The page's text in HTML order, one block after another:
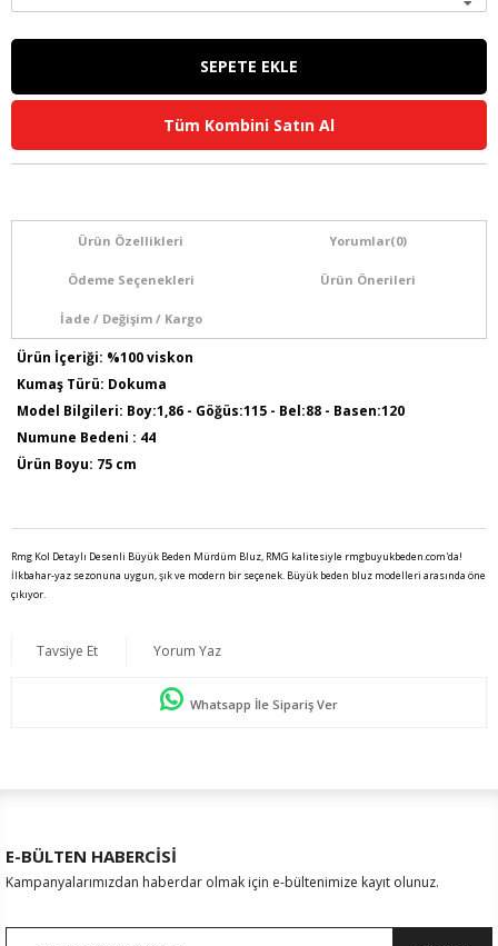
Tüm Kombini Satın Al
Ürün Özellikleri Yorumlar(0)
Ödeme Seçenekleri Ürün Önerileri
İade / Değişim / Kargo
Ürün İçeriği: %100 viskon
Kumaş Türü: Dokuma
Model Bilgileri: Boy:1,86 - Göğüs:115 - Bel:88 - Basen:120
Numune Bedeni : 44
Ürün Boyu: 75 cm
Rmg Kol Detaylı Desenli Büyük Beden Mürdüm Bluz, RMG kalitesiyle rmgbuyukbeden.com'da!
İlkbahar-yaz sezonuna uygun, şık ve modern bir seçenek. Büyük beden bluz modelleri arasında öne
çıkıyor.
Tavsiye Et Yorum Yaz
Whatsapp İle Sipariş Ver
E-BÜLTEN HABERCİSİ
Kampanyalarımızdan haberdar olmak için e-bültenimize kayıt olunuz.